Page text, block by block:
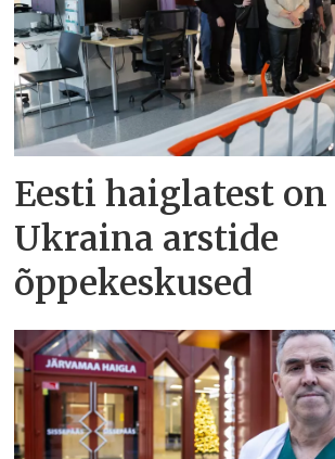
Eesti haiglatest on
Ukraina arstide
õppekeskused